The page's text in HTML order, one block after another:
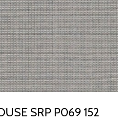
SRP P069 152